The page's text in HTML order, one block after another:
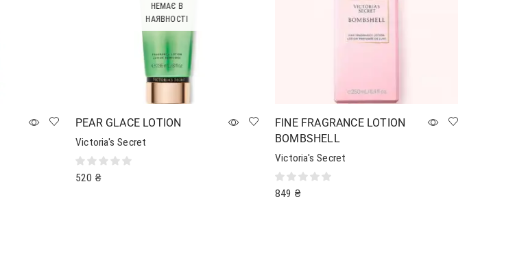
НЕМАЄ В
НАЯВНОСТІ
PEAR GLACE LOTION
Victoria's Secret
520 ₴
FINE FRAGRANCE LOTION
BOMBSHELL
Victoria's Secret
849 ₴